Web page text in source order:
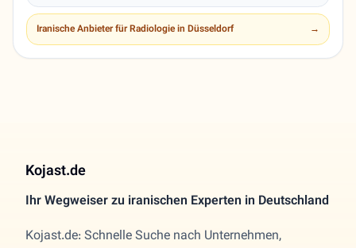
Iranische Anbieter für Radiologie in Düsseldorf →
Kojast.de
Ihr Wegweiser zu iranischen Experten in Deutschland
Kojast.de: Schnelle Suche nach Unternehmen,